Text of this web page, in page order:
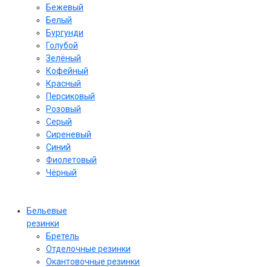
Бежевый
Белый
Бургунди
Голубой
Зелёный
Кофейный
Красный
Персиковый
Розовый
Серый
Сиреневый
Cиний
Фиолетовый
Чёрный
Бельевые
резинки
Бретель
Отделочные резинки
Окантовочные резинки